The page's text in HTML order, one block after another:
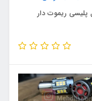
پلیسی ریموت دار